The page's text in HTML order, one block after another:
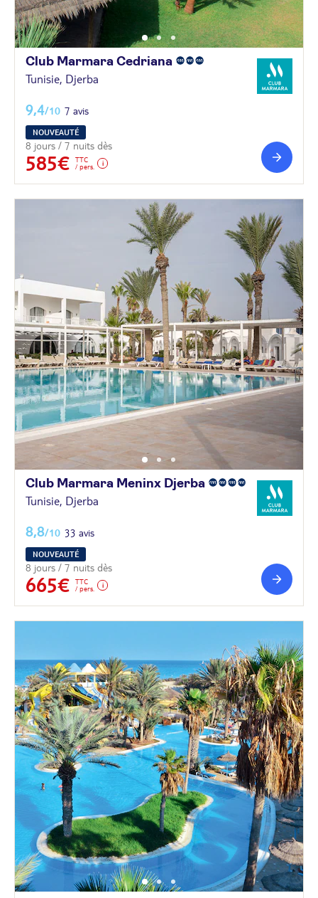
Club Marmara Cedriana
Tunisie, Djerba
9,4/10 7 avis
NOUVEAUTÉ
8 jours / 7 nuits dès
585€
TTC
/ pers.
Club Marmara Meninx Djerba
Tunisie, Djerba
8,8/10 33 avis
NOUVEAUTÉ
8 jours / 7 nuits dès
665€
TTC
/ pers.